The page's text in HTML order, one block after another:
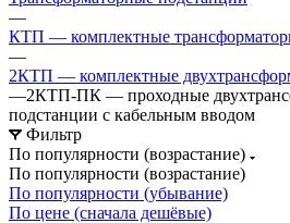
—
КТП — комплектные
—
2КТП — комплектные
—2КТП-ПК — проходные
подстанции с кабельным вводом
Фильтр
По популярности (возрастание)
По популярности (возрастание)
По популярности (убывание)
По цене (сначала дешёвые)